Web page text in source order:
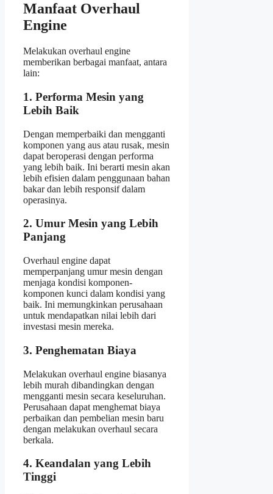
Manfaat Overhaul
Engine
Melakukan overhaul engine
memberikan berbagai manfaat, antara
lain:
1. Performa Mesin yang
Lebih Baik
Dengan memperbaiki dan mengganti
komponen yang aus atau rusak, mesin
dapat beroperasi dengan performa
yang lebih baik. Ini berarti mesin akan
lebih efisien dalam penggunaan bahan
bakar dan lebih responsif dalam
operasinya.
2. Umur Mesin yang Lebih
Panjang
Overhaul engine dapat
memperpanjang umur mesin dengan
menjaga kondisi komponen-
komponen kunci dalam kondisi yang
baik. Ini memungkinkan perusahaan
untuk mendapatkan nilai lebih dari
investasi mesin mereka.
3. Penghematan Biaya
Melakukan overhaul engine biasanya
lebih murah dibandingkan dengan
mengganti mesin secara keseluruhan.
Perusahaan dapat menghemat biaya
perbaikan dan pembelian mesin baru
dengan melakukan overhaul secara
berkala.
4. Keandalan yang Lebih
Tinggi